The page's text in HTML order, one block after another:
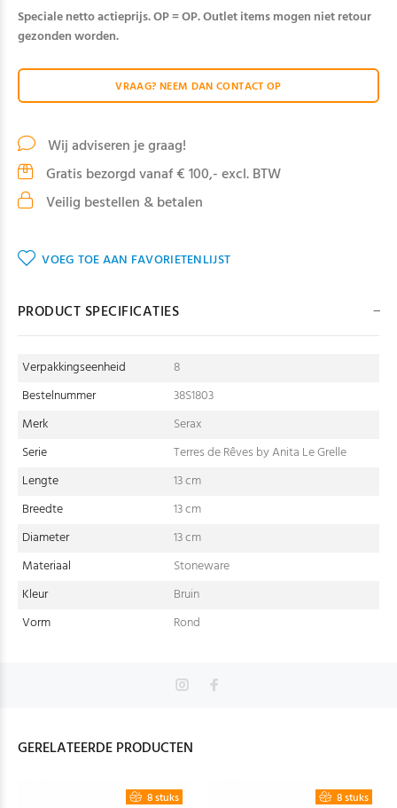
Speciale netto actieprijs. OP = OP. Outlet items mogen niet retour
gezonden worden.
VRAAG? NEEM DAN CONTACT OP
Wij adviseren je graag!
Gratis bezorgd vanaf € 100,- excl. BTW
Veilig bestellen & betalen
VOEG TOE AAN FAVORIETENLIJST
PRODUCT SPECIFICATIES
Verpakkingseenheid
8
Bestelnummer
38S1803
Merk
Serax
Serie
Terres de Rêves by Anita Le Grelle
Lengte
13 cm
Breedte
13 cm
Diameter
13 cm
Materiaal
Stoneware
Kleur
Bruin
Vorm
Rond
GERELATEERDE PRODUCTEN
8 stuks 8 stuks